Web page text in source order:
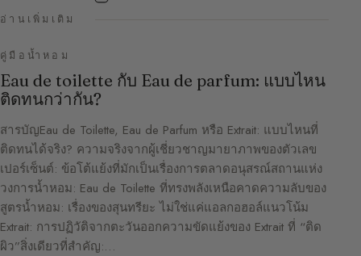
อ่านเพิ่มเติม
คู่มือน้ำหอม
Eau de toilette กับ Eau de parfum: แบบไหน
ติดทนกว่ากัน?
สารบัญEau de Toilette, Eau de Parfum หรือ Extrait: แบบไหนที่
ติดทนได้จริง? ความจริงจากผู้เชี่ยวชาญมายาภาพของตัวเลข
เปอร์เซ็นต์: ข้อโต้แย้งที่มักเป็นเรื่องการตลาดอนุสรณ์สถานแห่ง
วงการน้ำหอม: Eau de Toilette ที่ทรงพลังเหนือคาดความลับของ
สูตรน้ำหอม: เรื่องของสุนทรียะ ไม่ใช่แค่แอลกอฮอล์แนวโน้ม
Extrait: การปฏิวัติจากตะวันออกความขัดแย้งของ Extrait ที่ “ติด
ผิว”สิ่งเดียวที่สำคัญ:…